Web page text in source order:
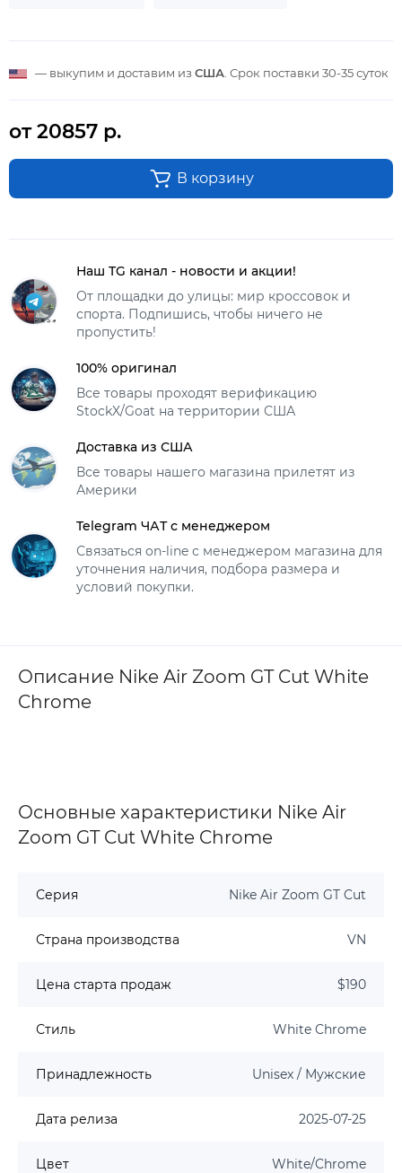
— выкупим и доставим из США . Срок поставки 30-35 суток
от 20857 р.
В корзину
Наш TG канал - новости и акции!
От площадки до улицы: мир кроссовок и
спорта. Подпишись, чтобы ничего не
пропустить!
100% оригинал
Все товары проходят верификацию
StockX/Goat на территории США
Доставка из США
Все товары нашего магазина прилетят из
Америки
Telegram ЧАТ с менеджером
Связаться on-line с менеджером магазина для
уточнения наличия, подбора размера и
условий покупки.
Описание Nike Air Zoom GT Cut White
Chrome
Основные характеристики Nike Air
Zoom GT Cut White Chrome
Серия Nike Air Zoom GT Cut
Страна производства VN
Цена старта продаж $190
Стиль White Chrome
Принадлежность Unisex / Мужские
Дата релиза 2025-07-25
Цвет White/Chrome